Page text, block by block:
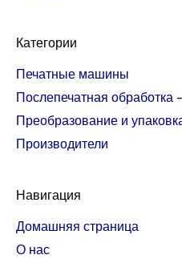
Категории
Печатные машины
Послепечатная обработка
Преобразование и
Производители
Навигация
Домашняя страница
О нас